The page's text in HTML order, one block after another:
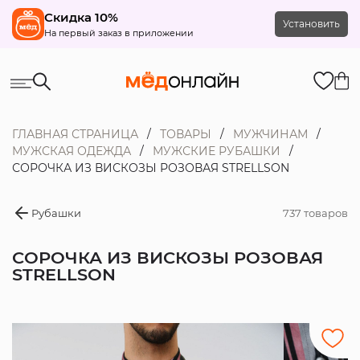
Скидка 10%
На первый заказ в приложении
Установить
ГЛАВНАЯ СТРАНИЦА ТОВАРЫ
МУЖЧИНАМ
МУЖСКАЯ ОДЕЖДА
МУЖСКИЕ РУБАШКИ
СОРОЧКА ИЗ ВИСКОЗЫ РОЗОВАЯ STRELLSON
Рубашки 737 товаров
СОРОЧКА ИЗ ВИСКОЗЫ РОЗОВАЯ
STRELLSON